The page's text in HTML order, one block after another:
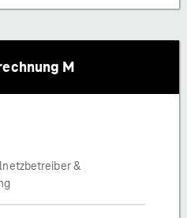
M
&